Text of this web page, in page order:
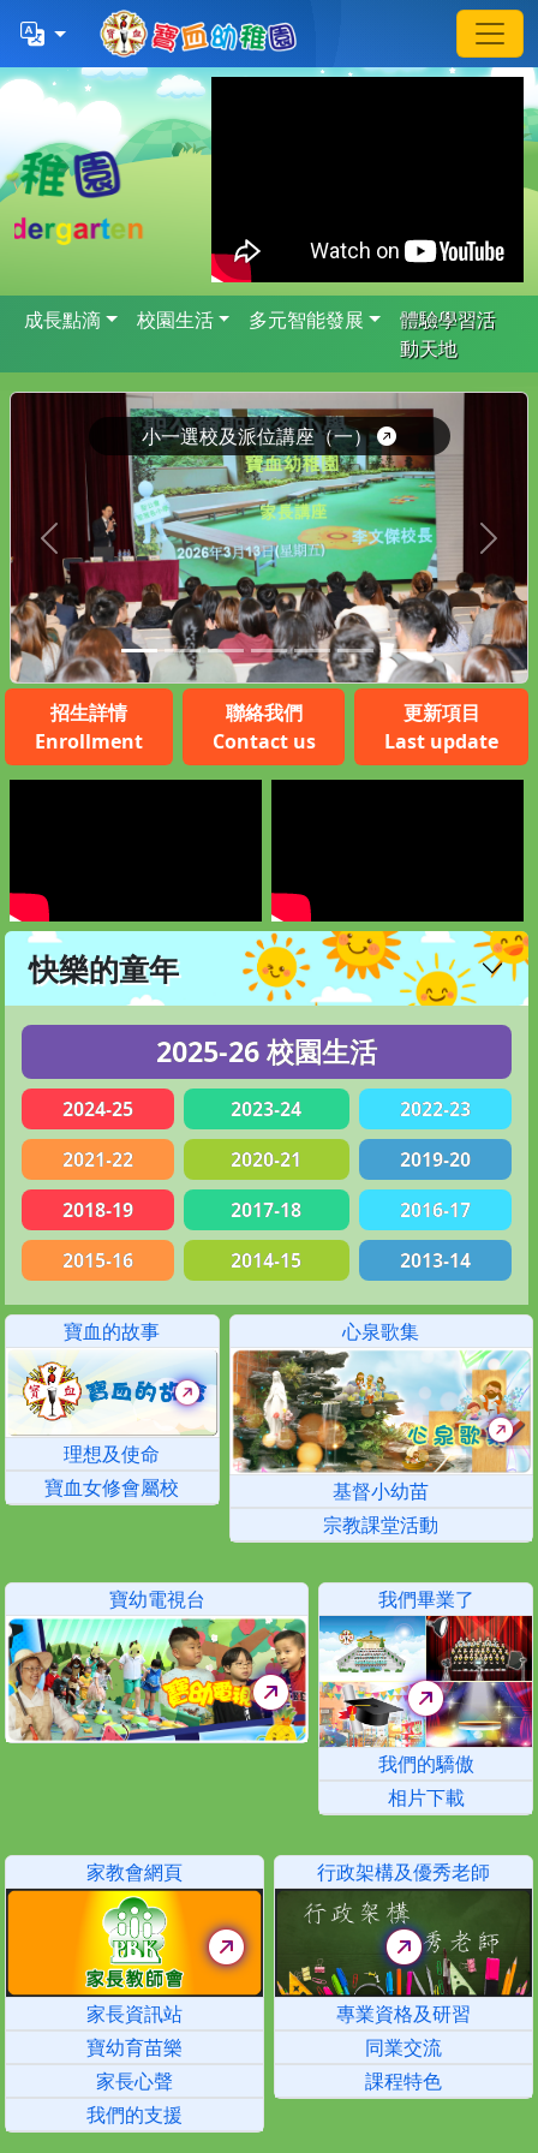
成長點滴 校園生活 多元智能發展
體驗學習活
動天地
小一選校及派位講座（一）
Previous Next
招生詳情
Enrollment
聯絡我們
Contact us
更新項目
Last update
快樂的童年
2025-26 校園生活
2024-25 2023-24
2022-23
2021-22
2020-21
2019-20
2018-19
2017-18
2016-17
2015-16
2014-15 2013-14
寶血的故事
理想及使命
寶血女修會屬校
心泉歌集
基督小幼苗
宗教課堂活動
寶幼電視台 我們畢業了
我們的驕傲
相片下載
家教會網頁
家長資訊站
寶幼育苗樂
家長心聲
我們的支援
行政架構及優秀老師
專業資格及研習
同業交流
課程特色